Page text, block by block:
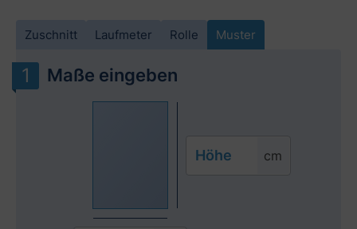
Zuschnitt Laufmeter Rolle Muster
Maße eingeben
Höhe cm